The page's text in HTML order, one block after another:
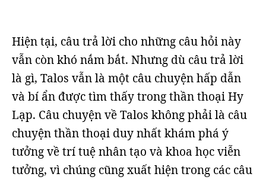
Hiện tại, câu trả lời cho những câu hỏi này
vẫn còn khó nắm bắt. Nhưng dù câu trả lời
là gì, Talos vẫn là một câu chuyện hấp dẫn
và bí ẩn được tìm thấy trong thần thoại Hy
Lạp. Câu chuyện về Talos không phải là câu
chuyện thần thoại duy nhất khám phá ý
tưởng về trí tuệ nhân tạo và khoa học viễn
tưởng, vì chúng cũng xuất hiện trong các câu